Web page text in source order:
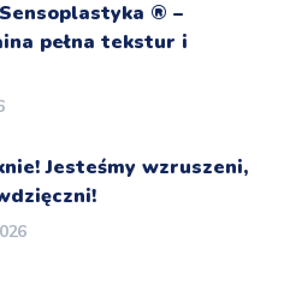
®️ –
pełna tekstur i
Jesteśmy wzruszeni,